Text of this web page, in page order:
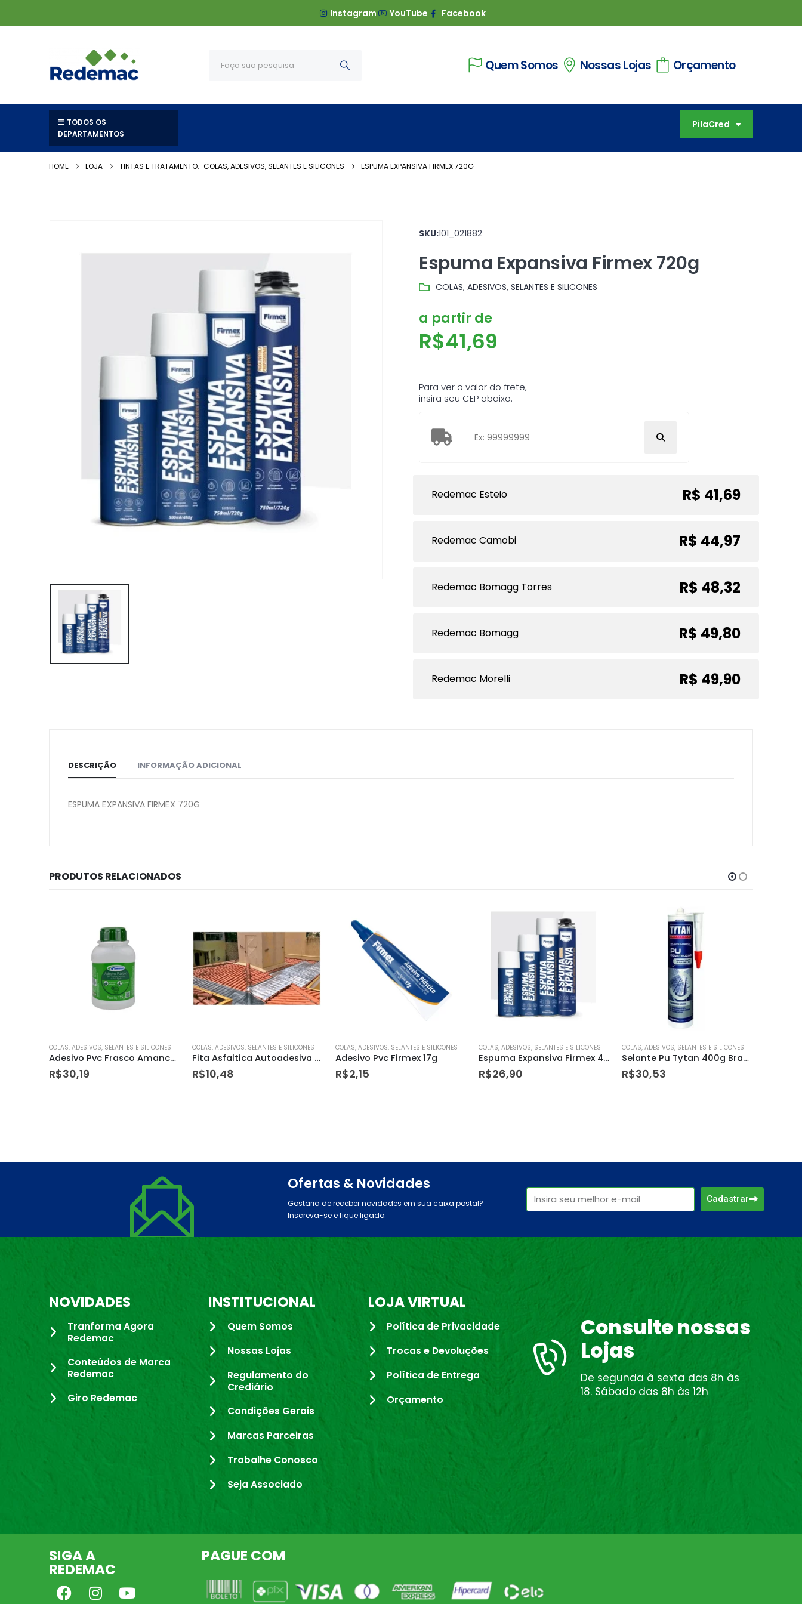
Instagram YouTube Facebook
Quem Somos Nossas Lojas Orçamento
TODOS OS
DEPARTAMENTOS
PilaCred
HOME LOJA TINTAS E TRATAMENTO, COLAS, ADESIVOS, SELANTES E SILICONES ESPUMA EXPANSIVA FIRMEX 720G
SKU:101_021882
Espuma Expansiva Firmex 720g
COLAS, ADESIVOS, SELANTES E SILICONES
a partir de
R$41,69
Para ver o valor do frete,
insira seu CEP abaixo:
Redemac Esteio R$ 41,69
Redemac Camobi R$ 44,97
Redemac Bomagg Torres R$ 48,32
Redemac Bomagg R$ 49,80
Redemac Morelli R$ 49,90
DESCRIÇÃO INFORMAÇÃO ADICIONAL
ESPUMA EXPANSIVA FIRMEX 720G
PRODUTOS RELACIONADOS
COLAS, ADESIVOS, SELANTES E SILICONES
Fita Asfaltica Autoadesiva Brasilit 30cm
R$10,48
COLAS, ADESIVOS, SELANTES E SILICONES
Adesivo Pvc Firmex 17g
R$2,15
COLAS, ADESIVOS, SELANTES E SILICONES
R$26,90
COLAS, ADESIVOS, SELANTES E SILICONES
Selante Pu Tytan 400g Branco
R$30,53
COLAS, ADESIVOS, SELANTES E SILICONES
Massa Plastica Bco 400g
R$19,98
Ofertas & Novidades
Gostaria de receber novidades em sua caixa postal?
Inscreva-se e fique ligado.
Cadastrar
NOVIDADES
Tranforma Agora
Redemac
Conteúdos de Marca
Redemac
Giro Redemac
INSTITUCIONAL
Quem Somos
Nossas Lojas
Regulamento do
Crediário
Condições Gerais
Marcas Parceiras
Trabalhe Conosco
Seja Associado
LOJA VIRTUAL
Política de Privacidade
Trocas e Devoluções
Política de Entrega
Orçamento
Consulte nossas
Lojas
De segunda à sexta das 8h às
18. Sábado das 8h às 12h
SIGA A
REDEMAC
PAGUE COM